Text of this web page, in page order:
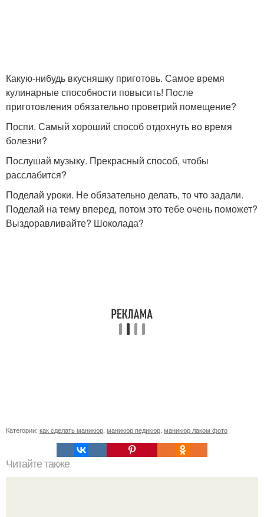
Какую-нибудь вкусняшку приготовь. Самое время
кулинарные способности повысить! После
приготовления обязательно проветрий помещение?
Поспи. Самый хороший способ отдохнуть во время
болезни?
Послушай музыку. Прекрасный способ, чтобы
расслабится?
Поделай уроки. Не обязательно делать, то что задали.
Поделай на тему вперед, потом это тебе очень поможет?
Выздоравливайте? Шоколада?
Категории: как сделать маникюр маникюр педикюр маникюр лаком фото
Читайте также